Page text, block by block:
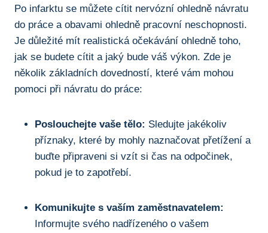
Po infarktu se můžete cítit nervózní ohledně návratu
do práce a obavami ohledně pracovní neschopnosti.
Je důležité mít realistická očekávání ohledně toho,
jak se budete cítit a jaký bude váš výkon. Zde je
několik základních dovedností, které vám mohou
pomoci při návratu do práce:
Poslouchejte vaše tělo: Sledujte jakékoliv
příznaky, které by mohly naznačovat přetížení a
buďte připraveni si vzít si čas na odpočinek,
pokud je to zapotřebí.
Komunikujte s vaším zaměstnavatelem:
Informujte svého nadřízeného o vašem